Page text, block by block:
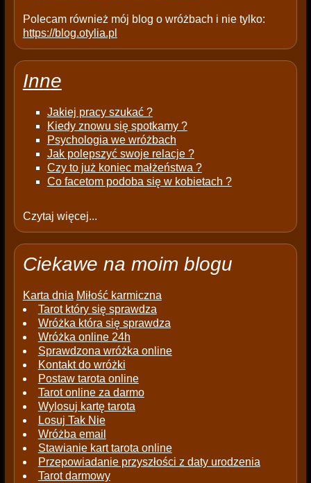
Polecam również mój blog o wróżbach i nie tylko:
https://blog.otylia.pl
Inne
Jakiej pracy szukać ?
Kiedy znowu się spotkamy ?
Psychologia we wróżbach
Jak polepszyć swoje relacje ?
Czy to już koniec małżeństwa ?
Co facetom podoba się w kobietach ?
Czytaj więcej...
Ciekawe na moim blogu
Karta dnia Miłość karmiczna
Tarot który się sprawdza
Wróżka która się sprawdza
Wróżka online 24h
Sprawdzona wróżka online
Kontakt do wróżki
Postaw tarota online
Tarot online za darmo
Wylosuj kartę tarota
Losuj Tak Nie
Wróżba email
Stawianie kart tarota online
Przepowiadanie przyszłości z daty urodzenia
Tarot darmowy